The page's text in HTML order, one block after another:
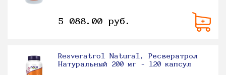
5 088.00 руб.
Resveratrol Natural, Ресвератрол
Натуральный 200 мг - 120 капсул